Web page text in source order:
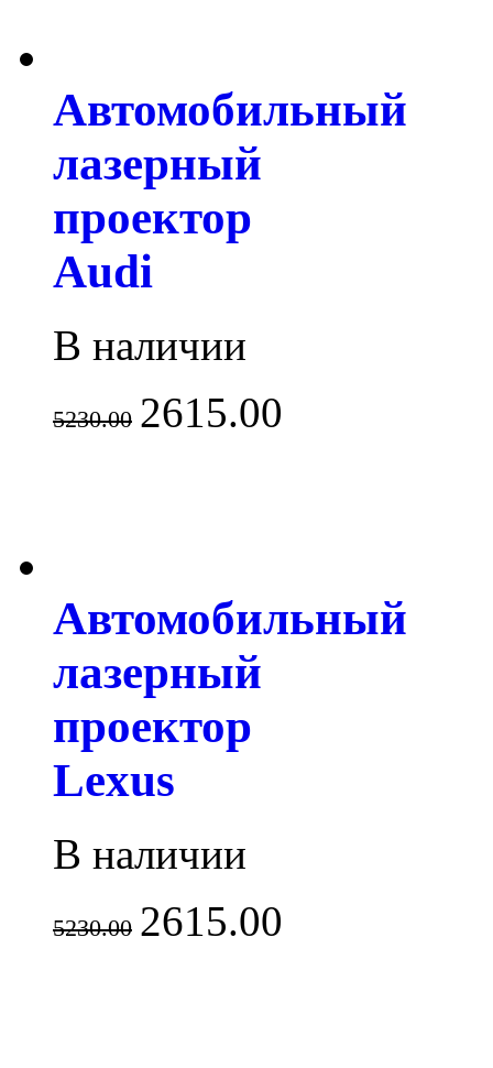
Автомобильный
лазерный
проектор
Audi
В наличии
5230.00 2615.00
Автомобильный
лазерный
проектор
Lexus
В наличии
5230.00 2615.00